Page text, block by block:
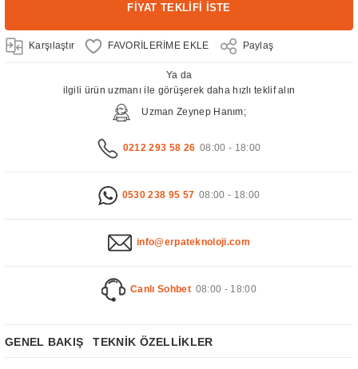
FİYAT TEKLİFİ İSTE
Karşılaştır Paylaş
Ya da
ilgili ürün uzmanı ile görüşerek daha hızlı teklif alın
Uzman Zeynep Hanım;
0212 293 58 26 08:00 - 18:00
0530 238 95 57 08:00 - 18:00
info@erpateknoloji.com
Canlı Sohbet 08:00 - 18:00
GENEL BAKIŞ TEKNİK ÖZELLİKLER